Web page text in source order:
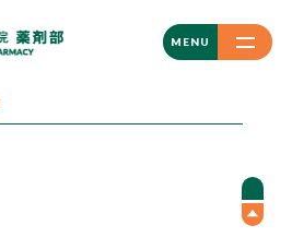
MENU
CLOSE